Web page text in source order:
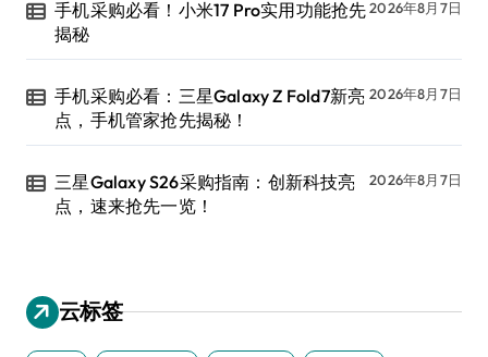
手机采购必看！小米17 Pro实用功能抢先
揭秘
2026年8月7日
手机采购必看：三星Galaxy Z Fold7新亮
点，手机管家抢先揭秘！
2026年8月7日
三星Galaxy S26采购指南：创新科技亮
点，速来抢先一览！
2026年8月7日
云标签